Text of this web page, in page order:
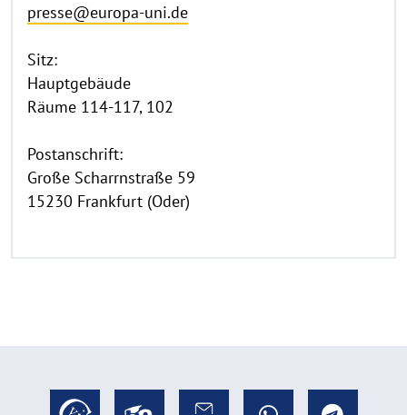
presse@europa-uni.de
Sitz:
Hauptgebäude
Räume 114-117, 102
Postanschrift:
Große Scharrnstraße 59
15230 Frankfurt (Oder)